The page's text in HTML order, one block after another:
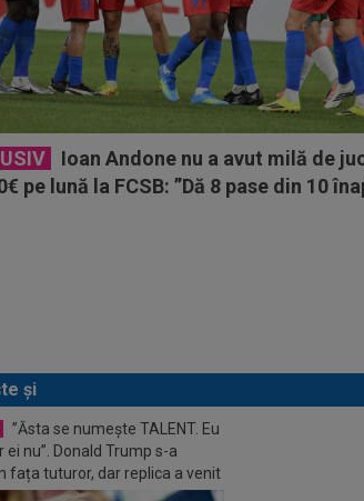
Ioan Andone nu a avut milă de
pe lună la FCSB: ”Dă 8 pase din 10
și
”Ăsta se numește TALENT. Eu
ei nu”. Donald Trump s-a
fața tuturor, dar replica a venit
trișează!